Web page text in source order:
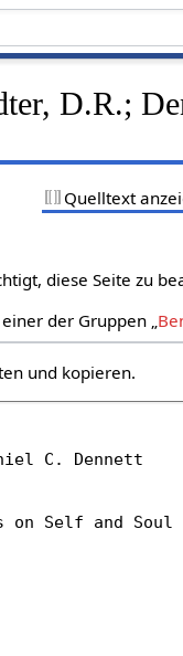
D.R.;
Quelltext
diese Seite zu
der Gruppen „
und kopieren.